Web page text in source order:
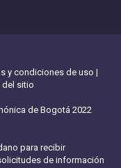
y condiciones de uso |
del sitio
de Bogotá 2022
para recibir
de información